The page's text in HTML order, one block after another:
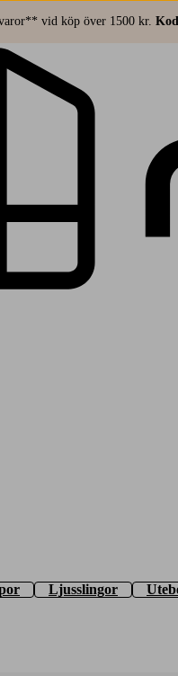
vid köp över 1500 kr.
Ljusslingor